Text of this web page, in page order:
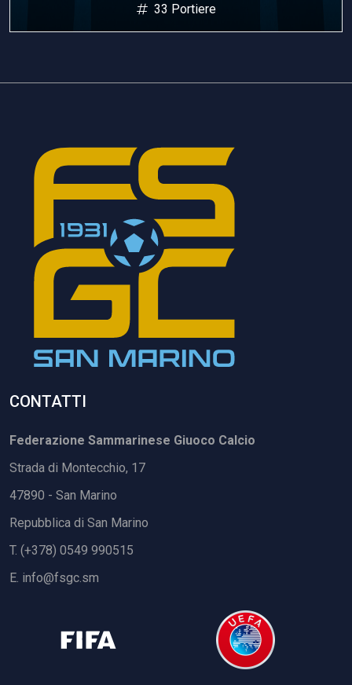
33 Portiere
CONTATTI
Federazione Sammarinese Giuoco Calcio
Strada di Montecchio, 17
47890 - San Marino
Repubblica di San Marino
T. (+378) 0549 990515
E. info@fsgc.sm